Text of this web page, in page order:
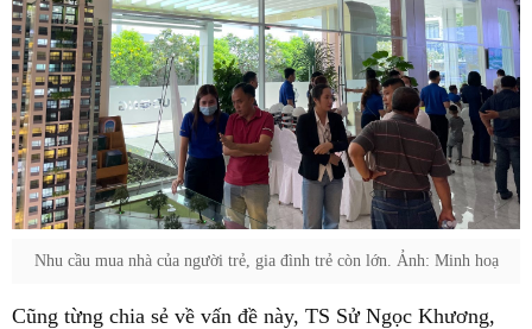
Nhu cầu mua nhà của người trẻ, gia đình trẻ còn lớn. Ảnh: Minh hoạ
Cũng từng chia sẻ về vấn đề này, TS Sử Ngọc Khương,